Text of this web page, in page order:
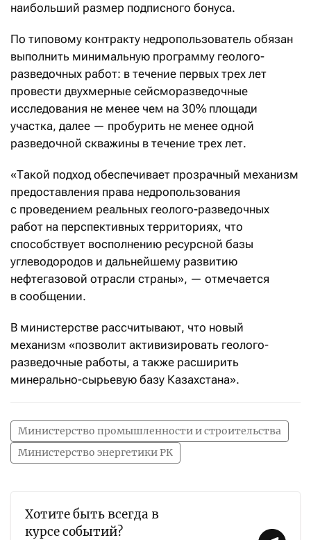
наибольший размер подписного бонуса.
По типовому контракту недропользователь обязан
выполнить минимальную программу геолого-
разведочных работ: в течение первых трех лет
провести двухмерные сейсморазведочные
исследования не менее чем на 30% площади
участка, далее — пробурить не менее одной
разведочной скважины в течение трех лет.
«Такой подход обеспечивает прозрачный механизм
предоставления права недропользования
с проведением реальных геолого-разведочных
работ на перспективных территориях, что
способствует восполнению ресурсной базы
углеводородов и дальнейшему развитию
нефтегазовой отрасли страны», — отмечается
в сообщении.
В министерстве рассчитывают, что новый
механизм «позволит активизировать геолого-
разведочные работы, а также расширить
минерально-сырьевую базу Казахстана».
Министерство промышленности и строительства
Министерство энергетики РК
Хотите быть всегда в
курсе событий?